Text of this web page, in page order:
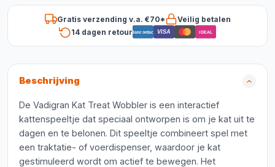
Gratis verzending v.a. €70*
Veilig betalen
14 dagen retourBancontact VISA iDEAL
Beschrijving
De Vadigran Kat Treat Wobbler is een interactief
kattenspeeltje dat speciaal ontworpen is om je kat uit te
dagen en te belonen. Dit speeltje combineert spel met
een traktatie- of voerdispenser, waardoor je kat
gestimuleerd wordt om actief te bewegen. Het